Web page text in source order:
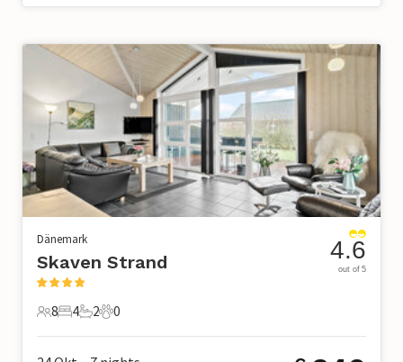
Dänemark
Skaven Strand
8 Gäste
8
4 Schlafzimmer
4
2 Badezimmer
2
0 Haustiere
0
4.6
out of 5